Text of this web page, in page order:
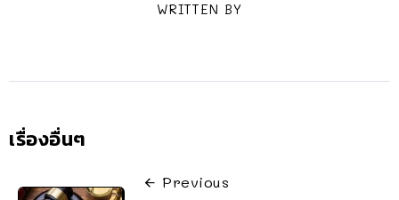
WRITTEN BY
เรื่องอื่นๆ
Previous